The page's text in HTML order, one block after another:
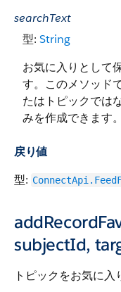
searchText
型: String
お気に入りとして
す。このメソッド
たはトピックでは
みを作成できます。
戻り値
型:
subjectId,
トピックをお気に入